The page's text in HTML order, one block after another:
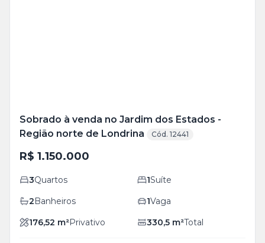
Sobrado à venda no Jardim dos Estados -
Região norte de Londrina
Cód. 12441
R$ 1.150.000
3Quartos 1Suíte
2Banheiros 1Vaga
176,52 m²Privativo 330,5 m²Total